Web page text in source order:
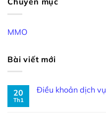
MMO
Bài viết mới
20
Th1
Điều khoản dịch vụ